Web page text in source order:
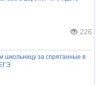
226
школьницу за спрятанные в